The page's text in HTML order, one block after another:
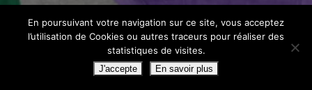
En poursuivant votre navigation sur ce site, vous acceptez
l’utilisation de Cookies ou autres traceurs pour réaliser des
statistiques de visites.
J'accepte En savoir plus